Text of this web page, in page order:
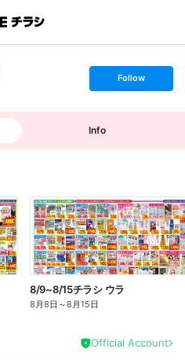
s
t
o
Follow
Info
8/9~8/15チラシ ウラ
8月8日 ～8月15日
Official Account